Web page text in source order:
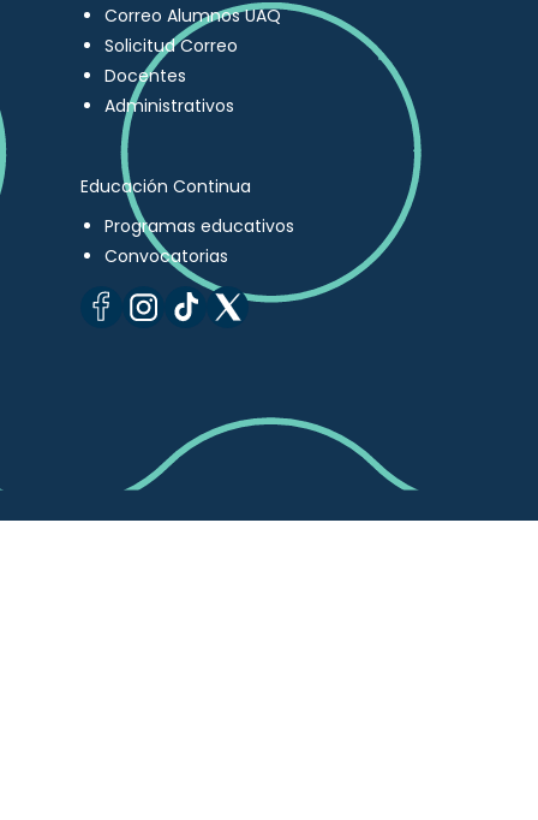
Correo Alumnos UAQ
Solicitud Correo
Docentes
Administrativos
Educación Continua
Programas educativos
Convocatorias